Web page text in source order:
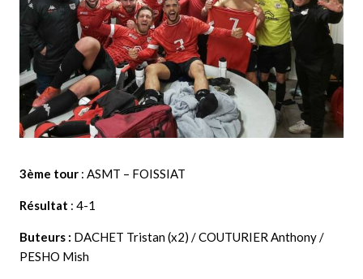
3ème tour : ASMT – FOISSIAT
Résultat : 4-1
Buteurs : DACHET Tristan (x2) / COUTURIER Anthony /
PESHO Mish